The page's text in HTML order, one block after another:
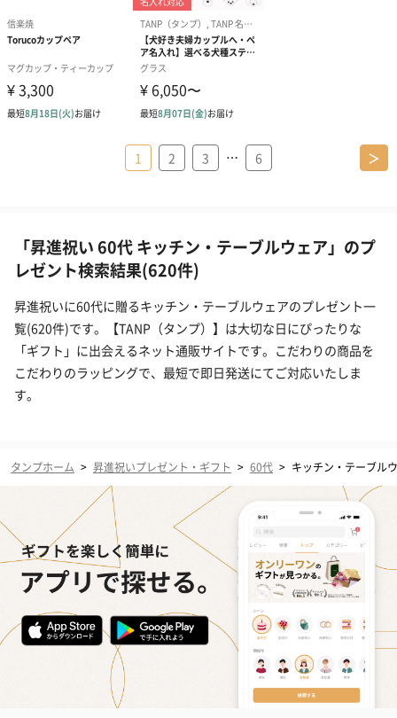
1 2 3 … 6 ＞
「昇進祝い 60代 キッチン・テーブルウェア」のプ
レゼント検索結果(620件)
昇進祝いに60代に贈るキッチン・テーブルウェアのプレゼント一
覧(620件)です。【TANP（タンプ）】は大切な日にぴったりな
「ギフト」に出会えるネット通販サイトです。こだわりの商品を
こだわりのラッピングで、最短で即日発送にてご対応いたしま
す。
タンプホーム > 昇進祝いプレゼント・ギフト > 60代 > キッチン・テーブル